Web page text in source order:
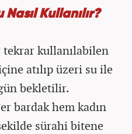
Kullanılır?
kullanılabilen
atılıp üzeri su ile
bekletilir.
bardak hem kadın
sürahi bitene